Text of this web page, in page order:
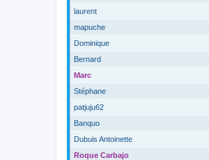
laurent
mapuche
Dominique
Bernard
Marc
Stéphane
patjuju62
Banquo
Dubuis Antoinette
Roque Carbajo